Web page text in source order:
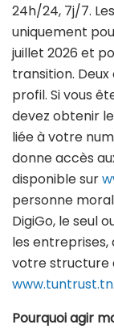
24h/24, 7j/7.
uniquement
juillet 2026 et
transition.
profil. Si vous
devez obtenir
liée à votre
donne accès
disponible sur
personne
DigiGo, le seul
les
votre structure
www.tuntrust.tn.
Pourquoi agir